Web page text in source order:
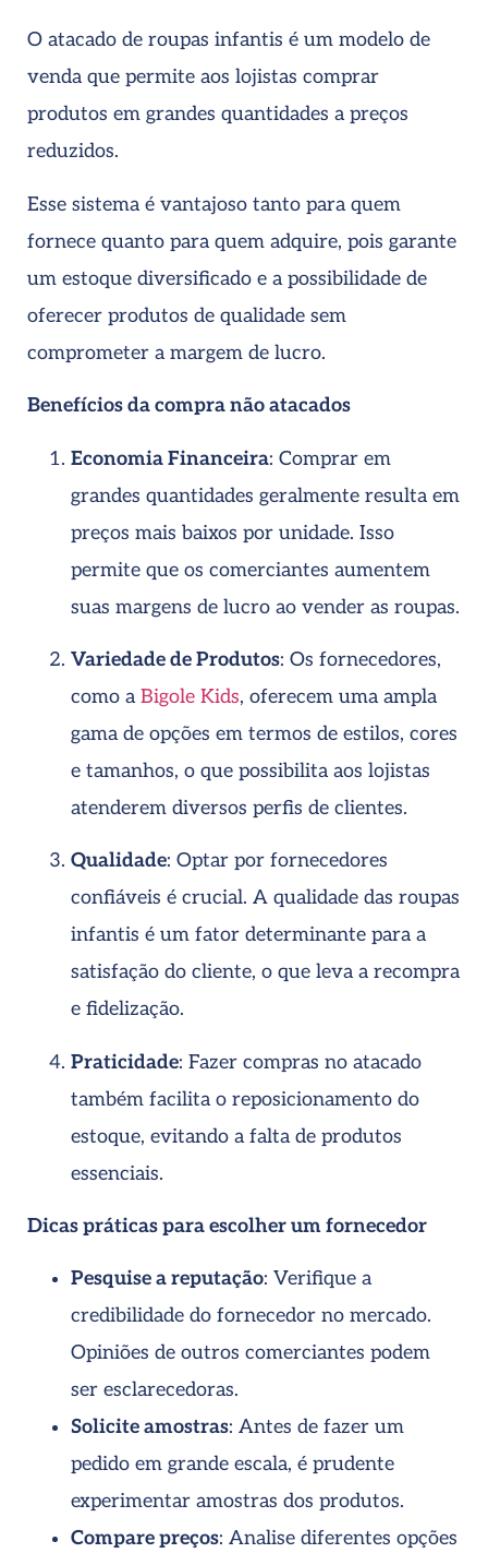
O atacado de roupas infantis é um modelo de
venda que permite aos lojistas comprar
produtos em grandes quantidades a preços
reduzidos.
Esse sistema é vantajoso tanto para quem
fornece quanto para quem adquire, pois garante
um estoque diversificado e a possibilidade de
oferecer produtos de qualidade sem
comprometer a margem de lucro.
Benefícios da compra não atacados
Economia Financeira: Comprar em
grandes quantidades geralmente resulta em
preços mais baixos por unidade. Isso
permite que os comerciantes aumentem
suas margens de lucro ao vender as roupas.
Variedade de Produtos: Os fornecedores,
como aBigole Kids, oferecem uma ampla
gama de opções em termos de estilos, cores
e tamanhos, o que possibilita aos lojistas
atenderem diversos perfis de clientes.
Qualidade: Optar por fornecedores
confiáveis é crucial. A qualidade das roupas
infantis é um fator determinante para a
satisfação do cliente, o que leva a recompra
e fidelização.
Praticidade: Fazer compras no atacado
também facilita o reposicionamento do
estoque, evitando a falta de produtos
essenciais.
Dicas práticas para escolher um fornecedor
Pesquise a reputação: Verifique a
credibilidade do fornecedor no mercado.
Opiniões de outros comerciantes podem
ser esclarecedoras.
Solicite amostras: Antes de fazer um
pedido em grande escala, é prudente
experimentar amostras dos produtos.
Compare preços: Analise diferentes opções